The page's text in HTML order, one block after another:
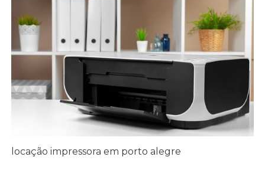
locação impressora em porto alegre